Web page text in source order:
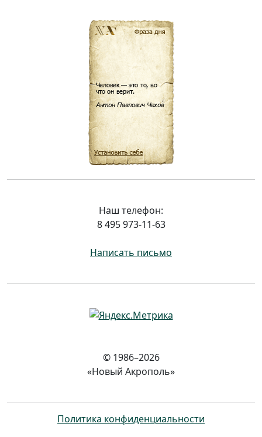
Наш телефон:
8 495 973-11-63
Написать письмо
© 1986–2026
«Новый Акрополь»
Политика конфиденциальности